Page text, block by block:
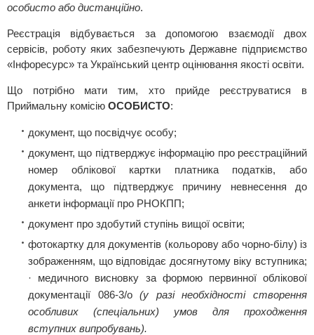
особисто або дистанційно.
Реєстрація відбувається за допомогою взаємодії двох
сервісів, роботу яких забезпечують Державне підприємство
«Інфоресурс» та Український центр оцінювання якості освіти.
Що потрібно мати тим, хто прийде реєструватися в
Приймальну комісію ОСОБИСТО:
документ, що посвідчує особу;
документ, що підтверджує інформацію про реєстраційний
номер облікової картки платника податків, або
документа, що підтверджує причину невнесення до
анкети інформації про РНОКПП;
документ про здобутий ступінь вищої освіти;
фотокартку для документів (кольорову або чорно-білу) із
зображенням, що відповідає досягнутому віку вступника;
· медичного висновку за формою первинної облікової
документації 086-3/о(у разі необхідності створення
особливих (спеціальних) умов для проходження
вступних випробувань).